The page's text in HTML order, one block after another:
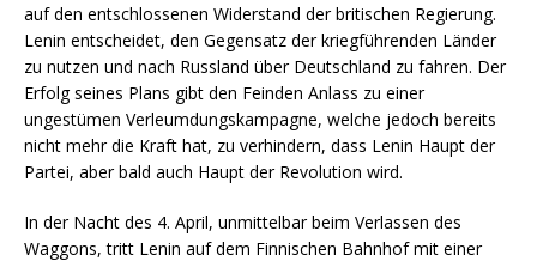
auf den entschlossenen Widerstand der britischen Regierung.
Lenin entscheidet, den Gegensatz der kriegführenden Länder
zu nutzen und nach Russland über Deutschland zu fahren. Der
Erfolg seines Plans gibt den Feinden Anlass zu einer
ungestümen Verleumdungskampagne, welche jedoch bereits
nicht mehr die Kraft hat, zu verhindern, dass Lenin Haupt der
Partei, aber bald auch Haupt der Revolution wird.
In der Nacht des 4. April, unmittelbar beim Verlassen des
Waggons, tritt Lenin auf dem Finnischen Bahnhof mit einer